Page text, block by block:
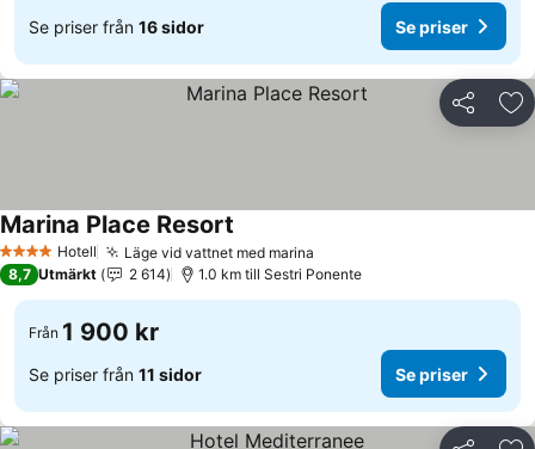
Se priser från 16 sidor Se priser
Dela
4 StjärnorHotell Läge vid vattnet med marina
Marina Place Resort
8,7 Utmärkt 2 614 1.0 km till Sestri Ponente
Från 1 900 kr
Se priser från 11 sidor Se priser